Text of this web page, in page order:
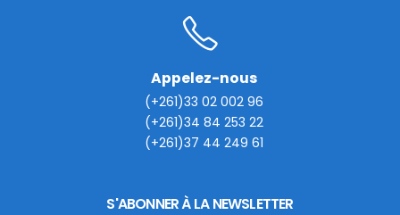
Appelez-nous
(+261)33 02 002 96
(+261)34 84 253 22
(+261)37 44 249 61
S'ABONNER À LA NEWSLETTER